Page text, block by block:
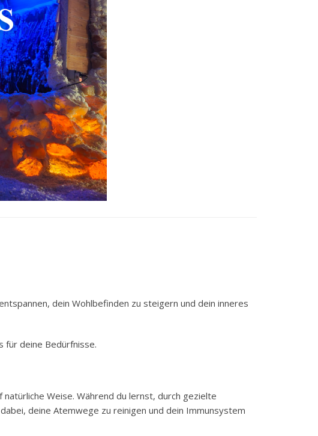
dein Wohlbefinden zu steigern und dein inneres
für deine Bedürfnisse.
Weise. Während du lernst, durch gezielte
deine Atemwege zu reinigen und dein Immunsystem